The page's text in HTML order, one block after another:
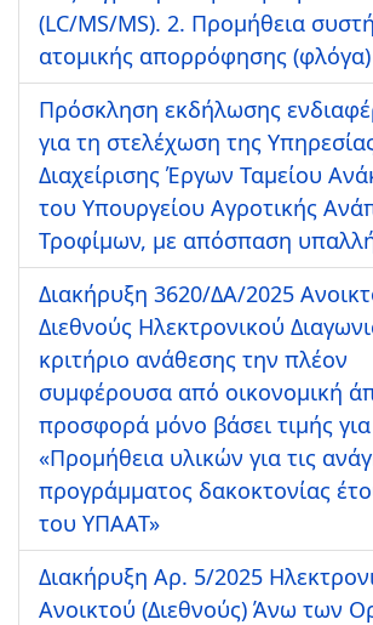
(LC/MS/MS). 2. Προμήθεια
ατομικής απορρόφησης (φλόγα)
Πρόσκληση εκδήλωσης
για τη στελέχωση της
Διαχείρισης Έργων Ταμείου
του Υπουργείου Αγροτικής
Τροφίμων, με απόσπαση
Διακήρυξη 3620/ΔΑ/2025
Διεθνούς Ηλεκτρονικού
κριτήριο ανάθεσης την πλέον
συμφέρουσα από οικονομική
προσφορά μόνο βάσει τιμής
«Προμήθεια υλικών για τις
προγράμματος δακοκτονίας
του ΥΠΑΑΤ»
Διακήρυξη Αρ. 5/2025
Ανοικτού (Διεθνούς) Άνω των